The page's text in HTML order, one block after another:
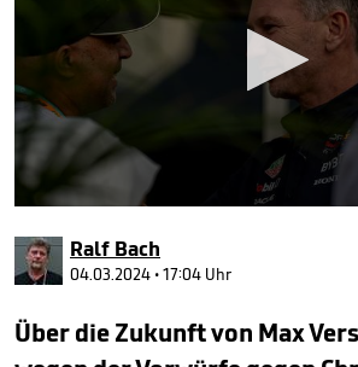
seconds
of
43
seconds
Ralf Bach
04.03.2024 • 17:04 Uhr
Über die Zukunft von Max